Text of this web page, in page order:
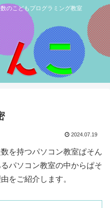
のこどもプログラミング教室
2024.07.19
を持つパソコン教室ぱそん
パソコン教室の中からぱそ
をご紹介します。